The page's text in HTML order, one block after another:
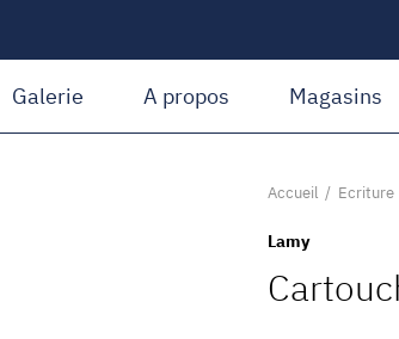
Galerie A propos Magasins
Accueil Ecriture
Lamy